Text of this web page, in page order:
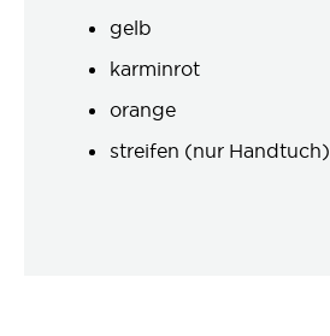
gelb
karminrot
orange
streifen (nur Handtuch)